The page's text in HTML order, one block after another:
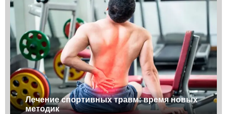
Лечение спортивных травм: время новых
методик